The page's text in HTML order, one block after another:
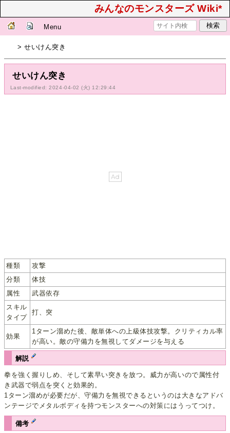
みんなのモンスターズ Wiki*
Menu
> せいけん突き
せいけん突き
Last-modified: 2024-04-02 (火) 12:29:44
種類
攻撃
分類
体技
属性
武器依存
スキル
タイプ
打、突
効果
1ターン溜めた後、敵単体への上級体技攻撃。クリティカル率
が高い。敵の守備力を無視してダメージを与える
解説
拳を強く握りしめ、そして素早い突きを放つ。威力が高いので属性付
き武器で弱点を突くと効果的。
1ターン溜めが必要だが、守備力を無視できるというのは大きなアドバ
ンテージでメタルボディを持つモンスターへの対策にはうってつけ。
備考